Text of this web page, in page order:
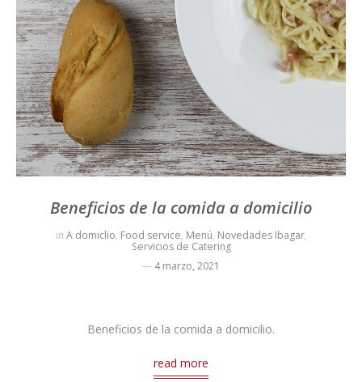
Beneficios de la comida a domicilio
inA domiclio, Food service, Menú, Novedades Ibagar,
Servicios de Catering
4 marzo, 2021
Beneficios de la comida a domicilio.
read more